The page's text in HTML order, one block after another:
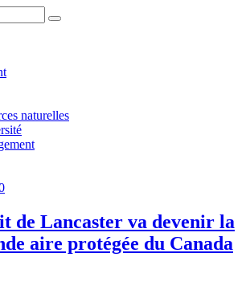
naturelles
de Lancaster va devenir la
aire protégée du Canada